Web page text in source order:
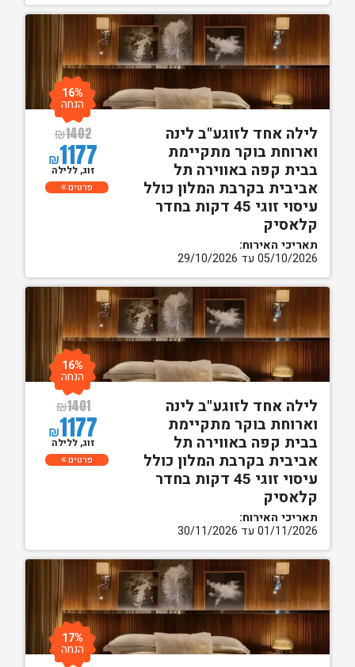
לילה אחד לזוגע"ב לינה
וארוחת בוקר מתקיימת
בבית קפה באווירה תל
אביבית בקרבת המלון כולל
עיסוי זוגי 45 דקות בחדר
קלאסיק
תאריכי האירוח:
05/10/2026 עד 29/10/2026
₪1402
₪1177
16%
הנחה
זוג, ללילה
פרטים
לילה אחד לזוגע"ב לינה
וארוחת בוקר מתקיימת
בבית קפה באווירה תל
אביבית בקרבת המלון כולל
עיסוי זוגי 45 דקות בחדר
קלאסיק
תאריכי האירוח:
01/11/2026 עד 30/11/2026
₪1401
₪1177
16%
הנחה
זוג, ללילה
פרטים
17%
הנחה